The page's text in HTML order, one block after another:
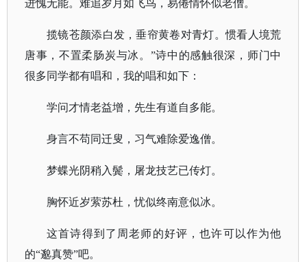
进愧无能。难追岁月如飞鸟，易倦情怀似老僧。
揽镜苍颜添白发，垂帘黄卷对青灯。惯看人境荒
唐事，不置柔肠炭与冰。 ”诗中的感触很深，师门中
很多同学都有唱和，我的唱和如下：
学问才情老益增，先生有道自多能。
身言不苟同迁叟，习气难除爱逸僧。
梦蝶光阴稍入鬓，屠龙技艺已传灯。
胸怀近岁萦苏杜，忧似终南意似冰。
这首诗得到了周老师的好评，也许可以作为他
的“邈真赞”吧。